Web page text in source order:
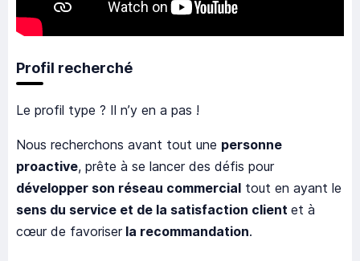
Profil recherché
Le profil type ? Il n’y en a pas !
Nous recherchons avant tout une personne
proactive, prête à se lancer des défis pour
développer son réseau commercial tout en ayant le
sens du service et de la satisfaction client et à
cœur de favoriserla recommandation.